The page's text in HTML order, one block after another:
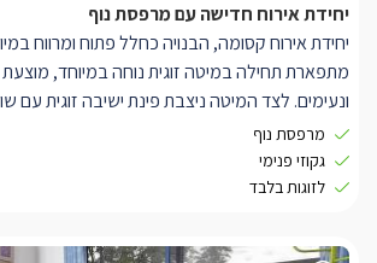
יחידת אירוח חדישה עם מרפסת נוף
יחידת אירוח קסומה, הבנויה כחלל פתוח ומרווח
מתפארת תחילה במיטה זוגית נוחה במיוחד,
ונעימים. לצד המיטה ניצבת פינת ישיבה זוגית עם
עם טלויוזיה חדישה המחוברת לכבלי YES ואינטרנט אלחוטי במתחם.
בסוויטה מטבחון מאובזר בכל שתצטרכו, החל
ותה עם קומקום, מקרר, מיקרוגל, כירה חשמלית לפי
ליחידה המפנקת ג'קוזי פנימי זוגי גדול במיוחד עם
מרפסת נוף
גקוזי פנימי
לזוגות בלבד